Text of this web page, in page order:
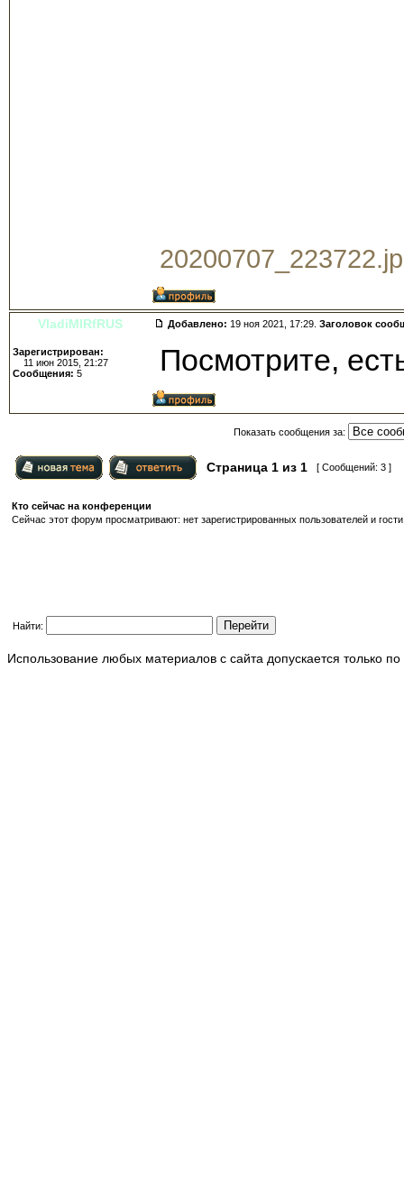
VladiMIRfRUS Добавлено: 19 ноя 2021, 17:29. Заголовок
Зарегистрирован:
11 июн 2015, 21:27
Сообщения: 5 Посмотрите,
Показать сообщения за:
Страница 1 из 1 [ Сообщений: 3 ]
Кто сейчас на конференции
Сейчас этот форум просматривают: нет зарегистрированных пользователей и
Найти:
Использование любых материалов с сайта допускается только